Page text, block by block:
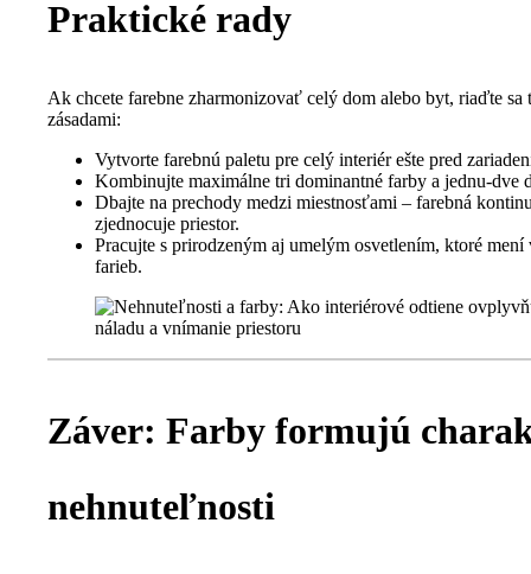
Praktické rady
Ak chcete farebne zharmonizovať celý dom alebo byt, riaďte sa
zásadami:
Vytvorte farebnú paletu pre celý interiér ešte pred
Kombinujte maximálne tri dominantné farby a jednu-dve
Dbajte na prechody medzi miestnosťami – farebná
zjednocuje priestor.
Pracujte s prirodzeným aj umelým osvetlením, ktoré mení
farieb.
Záver: Farby formujú
nehnuteľnosti